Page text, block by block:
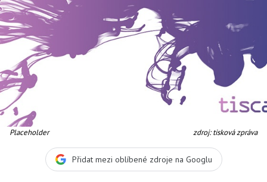
Placeholder zdroj: tisková zpráva
Přidat mezi oblíbené zdroje na Googlu